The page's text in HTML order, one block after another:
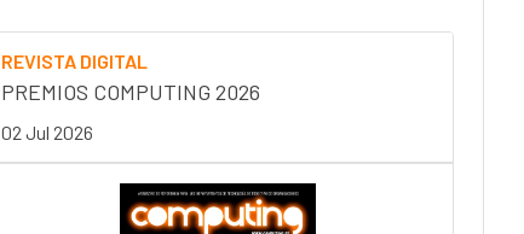
REVISTA DIGITAL
PREMIOS COMPUTING 2026
02 Jul 2026